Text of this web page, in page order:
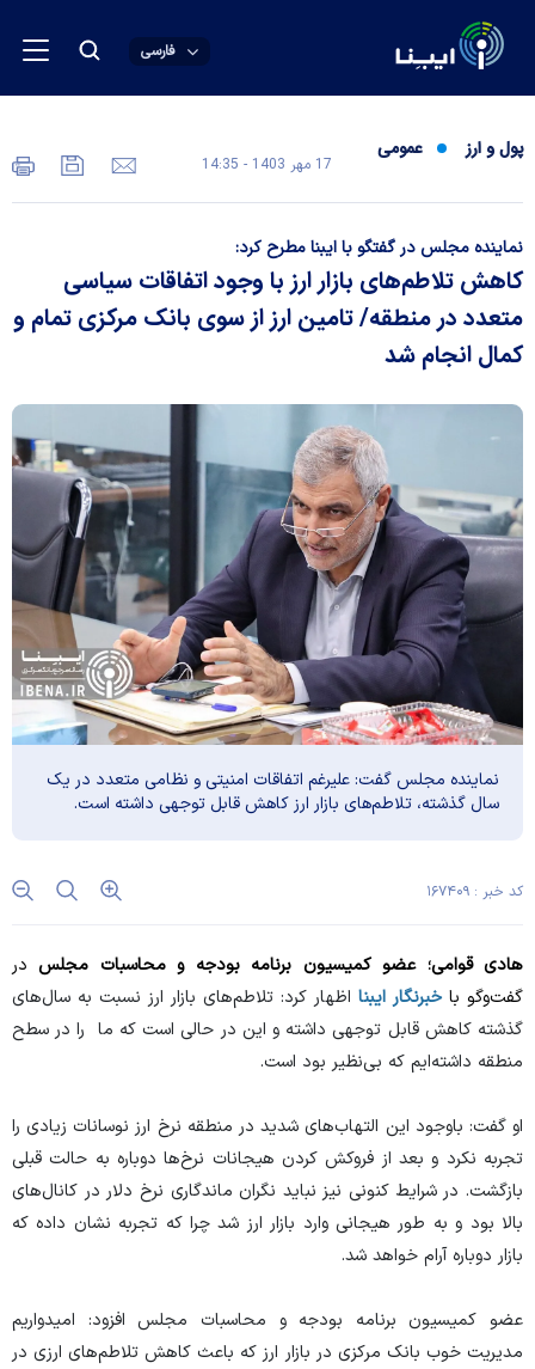
فارسی
پول و ارز عمومی
17 مهر 1403 - 14:35
نماینده مجلس در گفتگو با ایبنا مطرح کرد:
کاهش تلاطم‌های بازار ارز با وجود اتفاقات سیاسی
متعدد در منطقه/ تامین ارز از سوی بانک مرکزی تمام و
کمال انجام شد
نماینده مجلس گفت: علیرغم اتفاقات امنیتی و نظامی متعدد در یک
سال گذشته، تلاطم‌های بازار ارز کاهش قابل توجهی داشته است.
کد خبر : ۱۶۷۴۰۹
هادی قوامی؛ عضو کمیسیون برنامه بودجه و محاسبات مجلسدر
گفت‌وگو با خبرنگار ایبنا اظهار کرد: تلاطم‌های بازار ارز نسبت به سال‌های
گذشته کاهش قابل توجهی داشته و این در حالی است که ما را در سطح
منطقه داشته‌ایم که بی‌نظیر بود است.
او گفت: باوجود این التهاب‌های شدید در منطقه نرخ ارز نوسانات زیادی را
تجربه نکرد و بعد از فروکش کردن هیجانات نرخ‌ها دوباره به حالت قبلی
بازگشت. در شرایط کنونی نیز نباید نگران ماندگاری نرخ دلار در کانال‌های
بالا بود و به طور هیجانی وارد بازار ارز شد چرا که تجربه نشان داده که
بازار دوباره آرام خواهد شد.
عضو کمیسیون برنامه بودجه و محاسبات مجلس افزود: امیدواریم
مدیریت خوب بانک مرکزی در بازار ارز که باعث کاهش تلاطم‌های ارزی در